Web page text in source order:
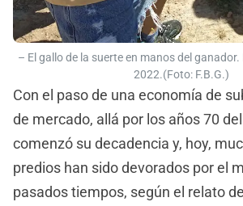
– El gallo de la suerte en manos del
2022.(Foto: F.B.G.)
Con el paso de una economía de
de mercado, allá por los años 70
comenzó su decadencia y, hoy,
predios han sido devorados por el
pasados tiempos, según el relato